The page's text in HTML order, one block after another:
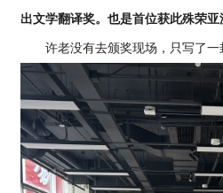
出文学翻译奖。也是首位获此殊荣亚
许老没有去颁奖现场，只写了一